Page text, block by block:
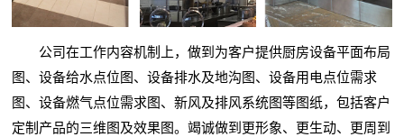
公司在工作内容机制上，做到为客户提供厨房设备平面布局
图、设备给水点位图、设备排水及地沟图、设备用电点位需求
图、设备燃气点位需求图、新风及排风系统图等图纸，包括客户
定制产品的三维图及效果图。竭诚做到更形象、更生动、更周到